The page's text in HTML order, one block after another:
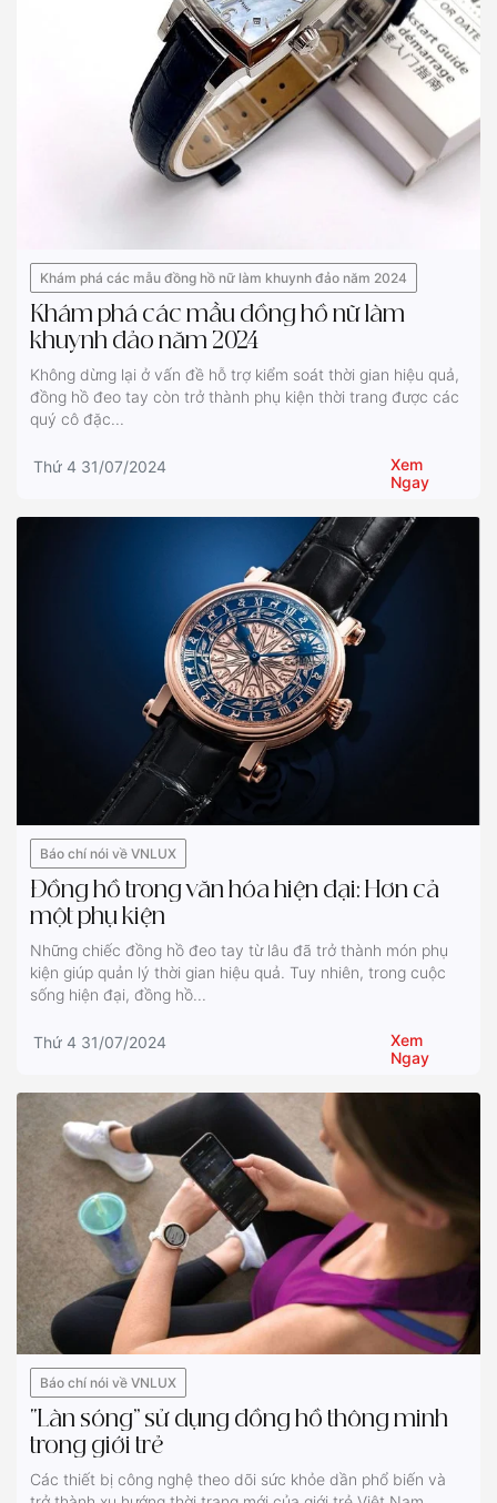
Khám phá các mẫu đồng hồ nữ làm khuynh đảo năm 2024
Khám phá các mẫu đồng hồ nữ làm
khuynh đảo năm 2024
Không dừng lại ở vấn đề hỗ trợ kiểm soát thời gian hiệu quả,
đồng hồ đeo tay còn trở thành phụ kiện thời trang được các
quý cô đặc...
Thứ 4 31/07/2024
Xem
Ngay
Báo chí nói về VNLUX
Đồng hồ trong văn hóa hiện đại: Hơn cả
một phụ kiện
Những chiếc đồng hồ đeo tay từ lâu đã trở thành món phụ
kiện giúp quản lý thời gian hiệu quả. Tuy nhiên, trong cuộc
sống hiện đại, đồng hồ...
Thứ 4 31/07/2024
Xem
Ngay
Báo chí nói về VNLUX
“Làn sóng” sử dụng đồng hồ thông minh
trong giới trẻ
Các thiết bị công nghệ theo dõi sức khỏe dần phổ biến và